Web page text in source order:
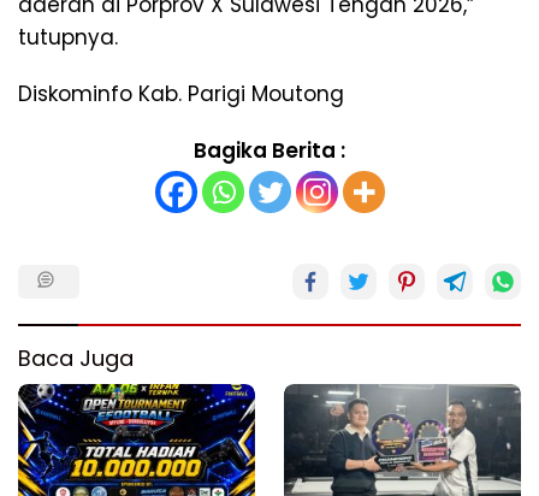
tutupnya.
Diskominfo Kab. Parigi Moutong
Bagika Berita :
Baca Juga